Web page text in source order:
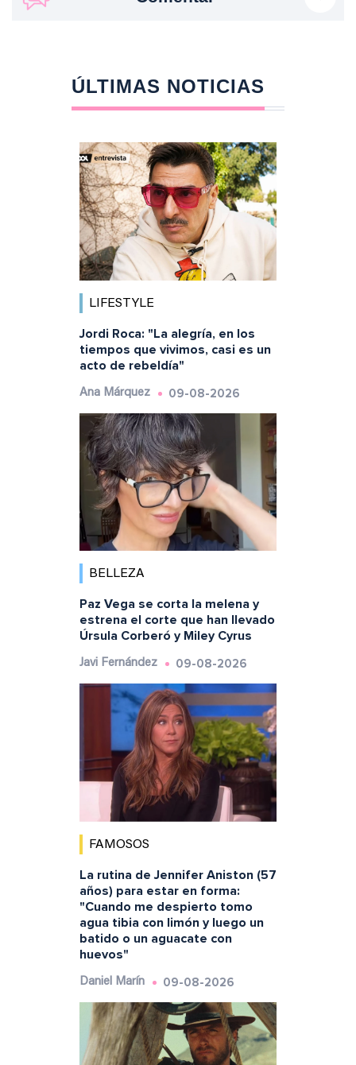
ÚLTIMAS NOTICIAS
LIFESTYLE
Jordi Roca: "La alegría, en los
tiempos que vivimos, casi es un
acto de rebeldía"
Ana Márquez 09-08-2026
BELLEZA
Paz Vega se corta la melena y
estrena el corte que han llevado
Úrsula Corberó y Miley Cyrus
Javi Fernández 09-08-2026
FAMOSOS
La rutina de Jennifer Aniston (57
años) para estar en forma:
"Cuando me despierto tomo
agua tibia con limón y luego un
batido o un aguacate con
huevos"
Daniel Marín 09-08-2026